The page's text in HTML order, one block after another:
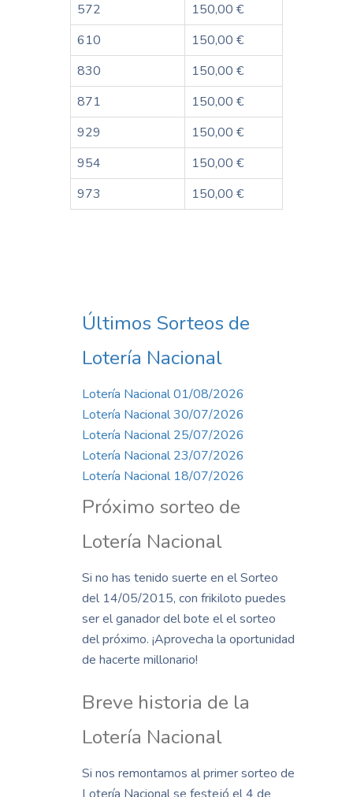
572
150,00 €
610
150,00 €
830
150,00 €
871
150,00 €
929
150,00 €
954
150,00 €
973
150,00 €
Últimos Sorteos de
Lotería Nacional
Lotería Nacional 01/08/2026
Lotería Nacional 30/07/2026
Lotería Nacional 25/07/2026
Lotería Nacional 23/07/2026
Lotería Nacional 18/07/2026
Próximo sorteo de
Lotería Nacional
Si no has tenido suerte en el Sorteo
del 14/05/2015, con frikiloto puedes
ser el ganador del bote el el sorteo
del próximo. ¡Aprovecha la oportunidad
de hacerte millonario!
Breve historia de la
Lotería Nacional
Si nos remontamos al primer sorteo de